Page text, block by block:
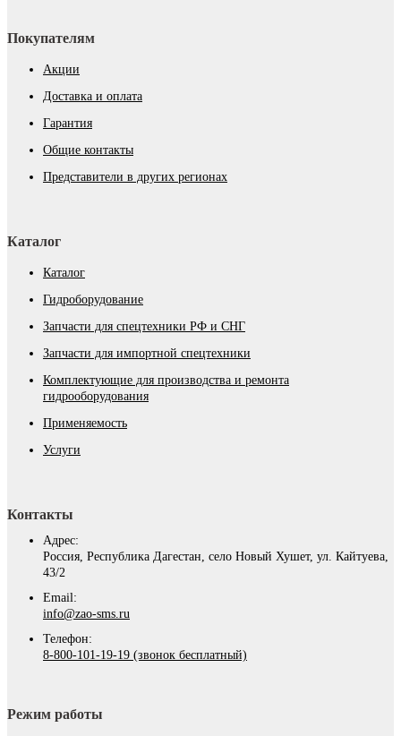
Покупателям
Акции
Доставка и оплата
Гарантия
Общие контакты
Представители в других регионах
Каталог
Каталог
Гидроборудование
Запчасти для спецтехники РФ и СНГ
Запчасти для импортной спецтехники
Комплектующие для производства и ремонта
гидрооборудования
Применяемость
Услуги
Контакты
Адрес:
Россия, Республика Дагестан, село Новый Хушет, ул. Кайтуева,
43/2
Email:
info@zao-sms.ru
Телефон:
8-800-101-19-19 (звонок бесплатный)
Режим работы